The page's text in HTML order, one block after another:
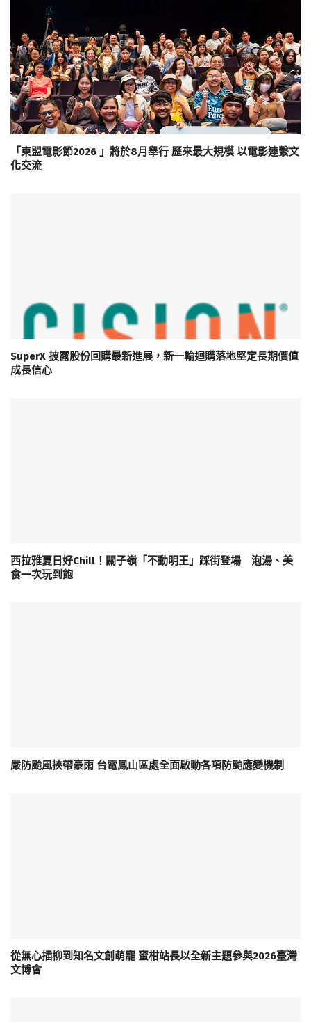
「東盟電影節2026 」將於8月舉行 歷來最大規模 以電影連繫文
化交流
SuperX 披露股份回購最新進展，新一輪迴購落地堅定長期價值
成長信心
西拉雅夏日好Chill！關子嶺「不動明王」踩街登場 泡湯、美
食一次玩到飽
嚴防颱風挾帶豪雨 台電鳳山區處全面啟動各項防颱應變機制
從無心插柳到知名文創萌寵 蜜柑站長以全新主題參與2026臺灣
文博會